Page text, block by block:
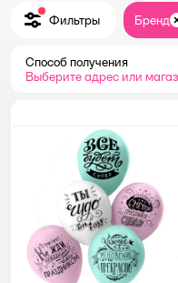
Фильтры Бренд
Способ получения
Выберите адрес или